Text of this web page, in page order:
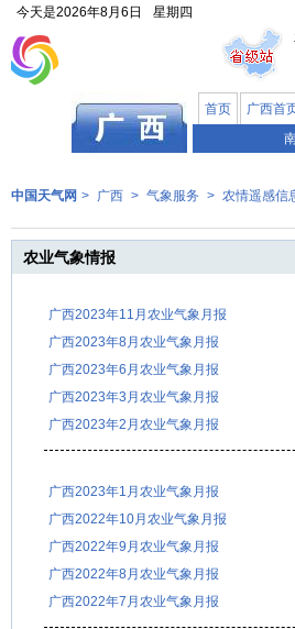
今天是2026年8月6日
星期四
首页 广西首
中国天气网 > 广西 > 气象服务 > 农情遥感信
农业气象情报
广西2023年11月农业气象月报
广西2023年8月农业气象月报
广西2023年6月农业气象月报
广西2023年3月农业气象月报
广西2023年2月农业气象月报
广西2023年1月农业气象月报
广西2022年10月农业气象月报
广西2022年9月农业气象月报
广西2022年8月农业气象月报
广西2022年7月农业气象月报